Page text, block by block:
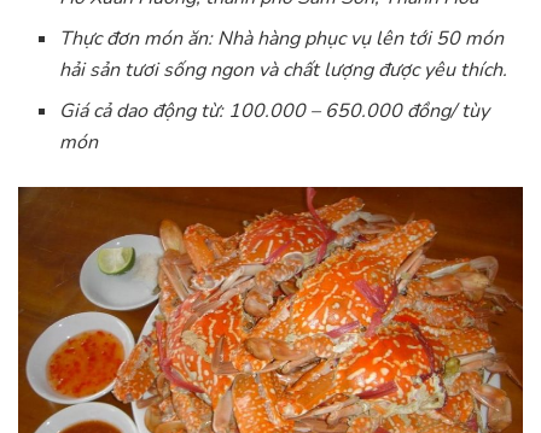
Thực đơn món ăn: Nhà hàng phục vụ lên tới 50 món
hải sản tươi sống ngon và chất lượng được yêu thích.
Giá cả dao động từ: 100.000 – 650.000 đồng/ tùy
món